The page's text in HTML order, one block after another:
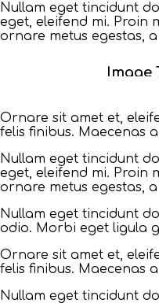
Nullam eget tincidunt
eget, eleifend mi. Proin
ornare metus egestas,
Image
Ornare sit amet et,
felis finibus. Maecenas
Nullam eget tincidunt
eget, eleifend mi. Proin
ornare metus egestas,
Nullam eget tincidunt
odio. Morbi eget ligula
Ornare sit amet et,
felis finibus. Maecenas
Nullam eget tincidunt